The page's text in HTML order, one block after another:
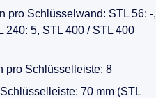
pro Schlüsselwand: STL 56: -,
240: 5, STL 400 / STL 400
pro Schlüsselleiste: 8
70 mm (STL